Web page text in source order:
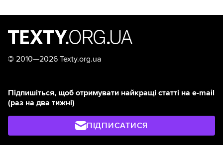
© 2010—2026 Texty.org.ua
Підпишіться, щоб отримувати найкращі статті на e-mail
(раз на два тижні)
ПІДПИСАТИСЯ